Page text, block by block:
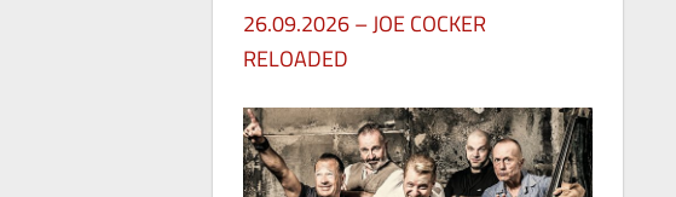
26.09.2026 – JOE COCKER
RELOADED